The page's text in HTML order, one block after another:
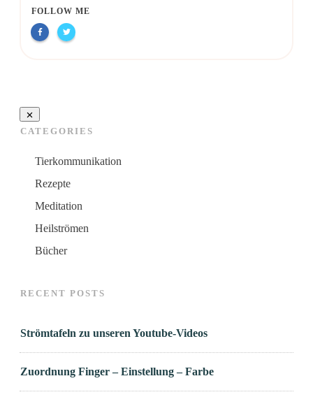
FOLLOW ME
CATEGORIES
Tierkommunikation
Rezepte
Meditation
Heilströmen
Bücher
RECENT POSTS
Strömtafeln zu unseren Youtube-Videos
Zuordnung Finger – Einstellung – Farbe